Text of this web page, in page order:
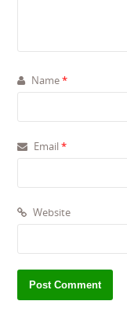
Name*
Email*
Website